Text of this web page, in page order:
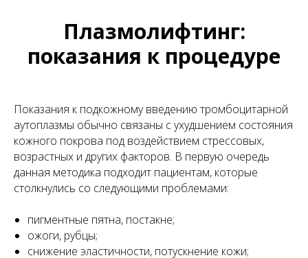
Плазмолифтинг:
показания к процедуре
Показания к подкожному введению тромбоцитарной
аутоплазмы обычно связаны с ухудшением состояния
кожного покрова под воздействием стрессовых,
возрастных и других факторов. В первую очередь
данная методика подходит пациентам, которые
столкнулись со следующими проблемами:
пигментные пятна, постакне;
ожоги, рубцы;
снижение эластичности, потускнение кожи;